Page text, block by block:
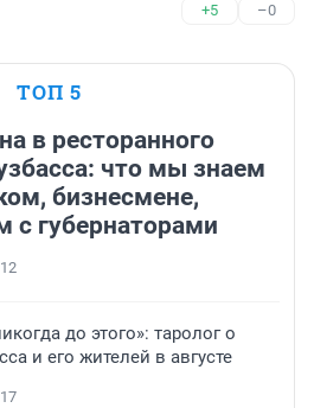
+5 –0
ТОП 5
в ресторанного
что мы знаем
бизнесмене,
с губернаторами
12
до этого»: таролог о
и его жителей в августе
17